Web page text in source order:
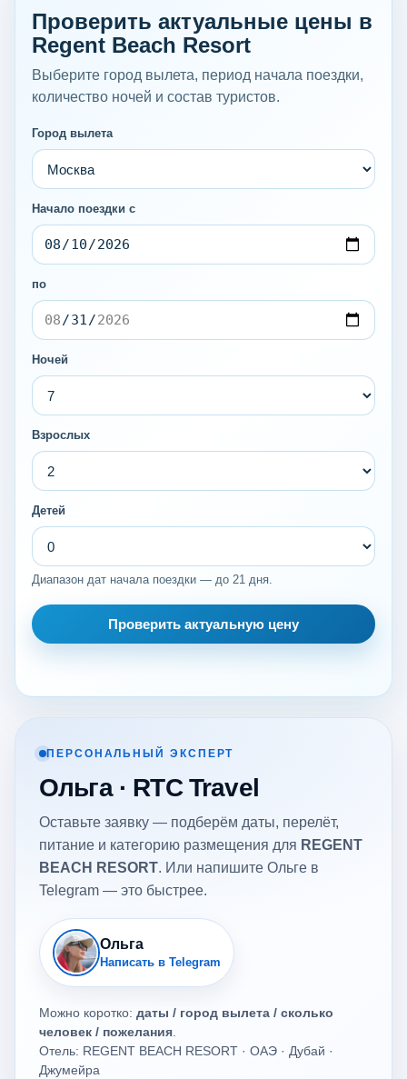
Проверить актуальные цены в
Regent Beach Resort
Выберите город вылета, период начала поездки,
количество ночей и состав туристов.
Город вылета
Начало поездки с
по
Ночей
Взрослых
Детей
Диапазон дат начала поездки — до 21 дня.
Проверить актуальную цену
ПЕРСОНАЛЬНЫЙ ЭКСПЕРТ
Ольга · RTC Travel
Оставьте заявку — подберём даты, перелёт,
питание и категорию размещения для REGENT
BEACH RESORT. Или напишите Ольге в
Telegram — это быстрее.
Ольга
Написать в Telegram
Можно коротко: даты / город вылета / сколько
человек / пожелания
Отель: REGENT BEACH RESORT · ОАЭ · Дубай ·
Джумейра